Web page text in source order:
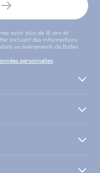
avoir plus de 16 ans et
incluant des informations
ou évènements de Bultex
personnelles.